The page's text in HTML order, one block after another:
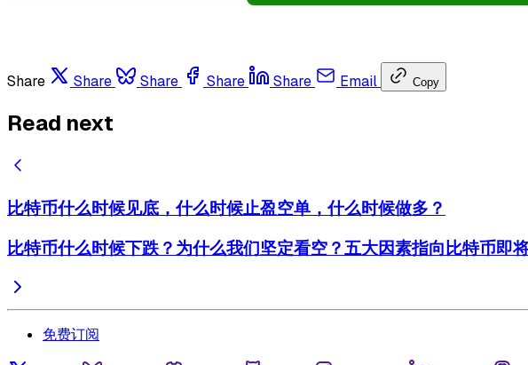
Share Share Share Share Share Email Copy
Read next
比特币什么时候见底，什么时候止盈空单，什么时候做多？
比特币什么时候下跌？为什么我们坚定看空？五大因素指向比特币即将
免费订阅